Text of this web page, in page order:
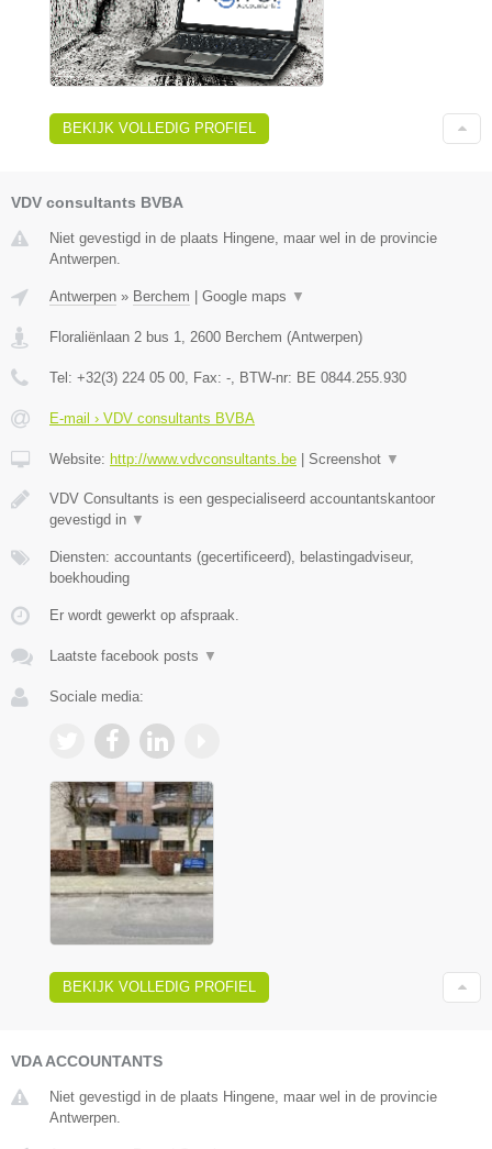
BEKIJK VOLLEDIG PROFIEL
VDV consultants BVBA
Niet gevestigd in de plaats Hingene, maar wel in de provincie
Antwerpen.
Antwerpen » Berchem | Google maps ▼
Floraliënlaan 2 bus 1 2600 Berchem (Antwerpen)
Tel: +32(3) 224 05 00 , Fax: - , BTW-nr: BE 0844.255.930
E-mail › VDV consultants BVBA
Website: http://www.vdvconsultants.be | Screenshot ▼
VDV Consultants is een gespecialiseerd accountantskantoor
gevestigd in ▼
Diensten: accountants (gecertificeerd), belastingadviseur,
boekhouding
Er wordt gewerkt op afspraak.
Laatste facebook posts ▼
Sociale media:
BEKIJK VOLLEDIG PROFIEL
VDA ACCOUNTANTS
Niet gevestigd in de plaats Hingene, maar wel in de provincie
Antwerpen.